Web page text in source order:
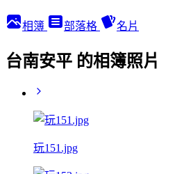
相簿 部落格 名片
台南安平 的相簿照片
玩151.jpg